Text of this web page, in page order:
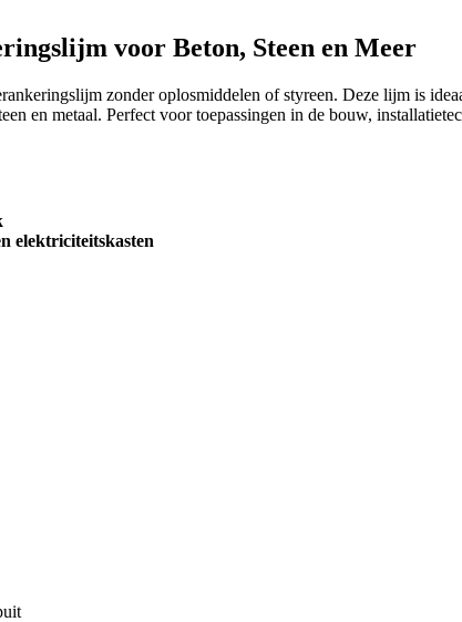
voor Beton, Steen en Meer
zonder oplosmiddelen of styreen. Deze lijm is
en metaal. Perfect voor toepassingen in de bouw,
elektriciteitskasten